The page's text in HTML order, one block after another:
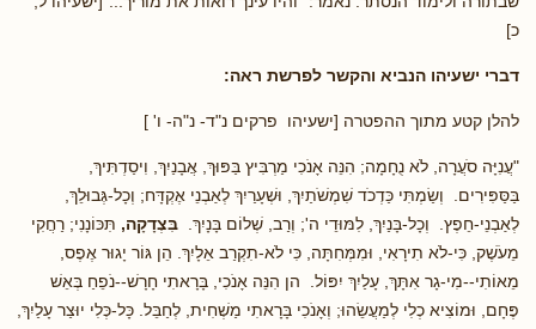
כ]
דברי ישעיהו הנביא והקשר לפרשת ראה:
להלן קטע מתוך ההפטרה [ישעיהו פרקים נ"ד- נ"ה- ו' ]
"עֲנִיָּה סֹעֲרָה, לֹא נֻחָמָה; הִנֵּה אָנֹכִי מַרְבִּיץ בַּפּוּךְ, אֲבָנַיִךְ, וִיסַדְתִּיךְ,
בַּסַּפִּירִים. וְשַׂמְתִּי כַּדְכֹד שִׁמְשֹׁתַיִךְ, וּשְׁעָרַיִךְ לְאַבְנֵי אֶקְדָּח; וְכָל-גְּבוּלֵךְ,
לְאַבְנֵי-חֵפֶץ. וְכָל-בָּנַיִךְ, לִמּוּדֵי ה'; וְרַב, שְׁלוֹם בָּנָיִךְ. בִּצְדָקָה, תִּכּוֹנָנִי; רַחֲקִי
מֵעֹשֶׁק, כִּי-לֹא תִירָאִי, וּמִמְּחִתָּה, כִּי לֹא-תִקְרַב אֵלָיִךְ. הֵן גּוֹר יָגוּר אֶפֶס,
מֵאוֹתִי--מִי-גָר אִתָּךְ, עָלַיִךְ יִפּוֹל. הן הִנֵּה אָנֹכִי, בָּרָאתִי חָרָשׁ--נֹפֵחַ בְּאֵשׁ
פֶּחָם, וּמוֹצִיא כְלִי לְמַעֲשֵׂהוּ; וְאָנֹכִי בָּרָאתִי מַשְׁחִית, לְחַבֵּל. כָּל-כְּלִי יוּצַר עָלַיִךְ,